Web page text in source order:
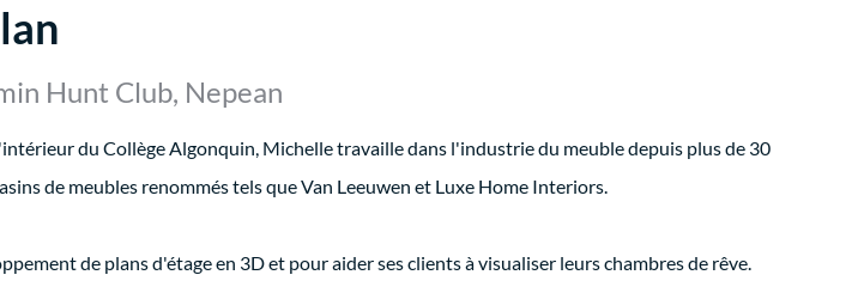
Hunt Club, Nepean
du Collège Algonquin, Michelle travaille dans l'industrie du meuble depuis plus de 30
de meubles renommés tels que Van Leeuwen et Luxe Home Interiors.
de plans d'étage en 3D et pour aider ses clients à visualiser leurs chambres de rêve.